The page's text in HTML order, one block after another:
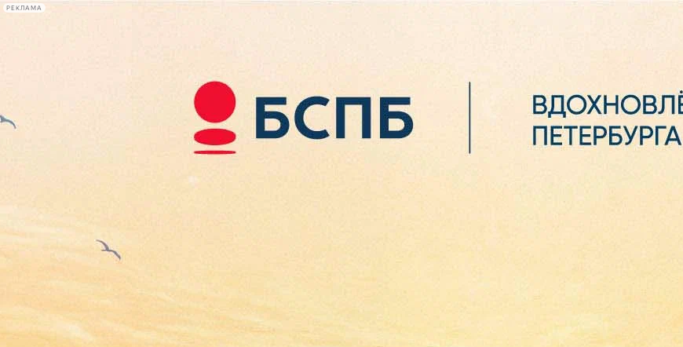
РЕКЛАМА
лекции
книги